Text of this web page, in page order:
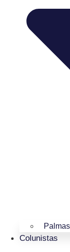
Palmas
Colunistas